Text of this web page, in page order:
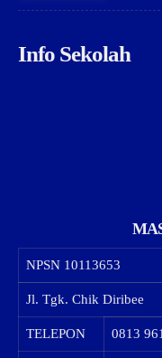
Info Sekolah
NPSN 10113653
Jl. Tgk. Chik Diribee
TELEPON 0813